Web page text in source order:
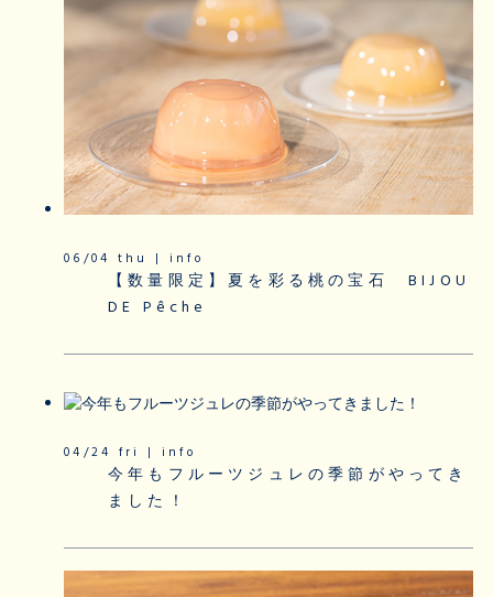
06/04 thu | info
【数量限定】夏を彩る桃の宝石 BIJOU
DE Pêche
04/24 fri | info
今年もフルーツジュレの季節がやってき
ました！